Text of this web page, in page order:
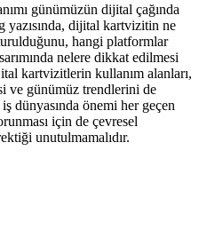
günümüzün dijital çağında
yazısında, dijital kartvizitin ne
hangi platformlar
nelere dikkat edilmesi
kartvizitlerin kullanım alanları,
ve günümüz trendlerini de
dünyasında önemi her geçen
için de çevresel
unutulmamalıdır.